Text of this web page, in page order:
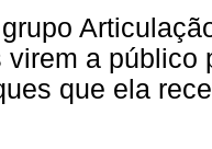
virem a público
que ela